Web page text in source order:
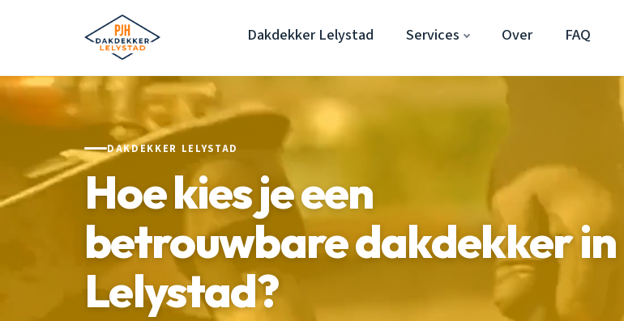
Dakdekker Lelystad Services Over FAQ
DAKDEKKER LELYSTAD
Hoe kies je een
betrouwbare dakdekker in
Lelystad?